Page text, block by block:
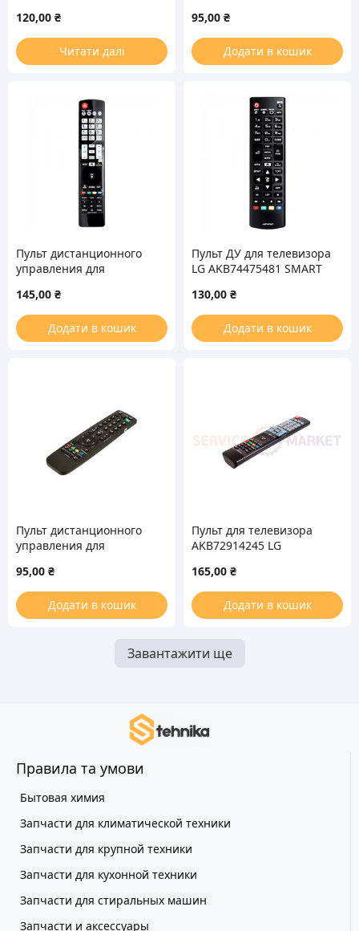
AKB73715634
120,00 ₴
Читати далі
6710V00124E
95,00 ₴
Додати в кошик
Пульт дистанционного
управления для
AKB74455403
145,00 ₴
Додати в кошик
Пульт ДУ для телевизора
LG AKB74475481 SMART
130,00 ₴
Додати в кошик
Пульт дистанционного
управления для
AKB69680403
95,00 ₴
Додати в кошик
Пульт для телевизора
AKB72914245 LG
165,00 ₴
Додати в кошик
Завантажити ще
Правила та умови
Бытовая химия
Запчасти для климатической техники
Запчасти для крупной техники
Запчасти для кухонной техники
Запчасти для стиральных машин
Запчасти и аксессуары